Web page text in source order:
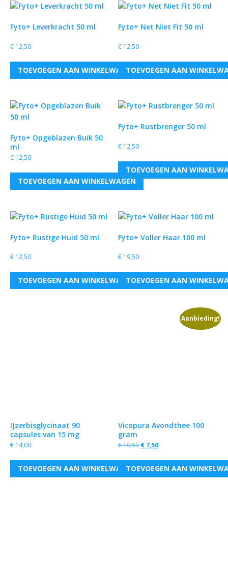
Fyto+ Leverkracht 50 ml
€ 12,50
TOEVOEGEN AAN WINKELWAGEN
Fyto+ Net Niet Fit 50 ml
€ 12,50
TOEVOEGEN AAN
Fyto+ Opgeblazen Buik 50
ml
€ 12,50
TOEVOEGEN AAN WINKELWAGEN
Fyto+ Rustbrenger 50 ml
€ 12,50
TOEVOEGEN AAN
Fyto+ Rustige Huid 50 ml
€ 12,50
TOEVOEGEN AAN WINKELWAGEN
Fyto+ Voller Haar 100 ml
€ 19,50
TOEVOEGEN AAN
Aanbieding!
Vicopura Avondthee 100
gram
€10,50 € 7,50
TOEVOEGEN AAN